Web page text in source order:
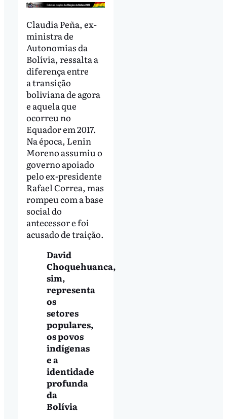
Claudia Peña, ex-
ministra de
Autonomias da
Bolívia, ressalta a
diferença entre
a transição
boliviana de agora
e aquela que
ocorreu no
Equador em 2017.
Na época, Lenin
Moreno assumiu o
governo apoiado
pelo ex-presidente
Rafael Correa, mas
rompeu com a base
social do
antecessor e foi
acusado de traição.
David
Choquehuanca,
sim,
representa
os
setores
populares,
os povos
indígenas
e a
identidade
profunda
da
Bolívia